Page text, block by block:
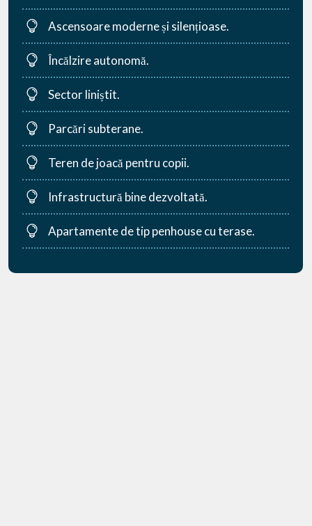
Ascensoare moderne și silențioase.
Încălzire autonomă.
Sector liniștit.
Parcări subterane.
Teren de joacă pentru copii.
Infrastructură bine dezvoltată.
Apartamente de tip penhouse cu terase.